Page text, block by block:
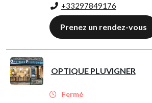
+33297849176
Prenez un rendez-vous
OPTIQUE PLUVIGNER
Fermé